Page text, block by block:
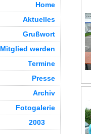
Home
Aktuelles
Grußwort
Mitglied werden
Termine
Presse
Archiv
Fotogalerie
2003